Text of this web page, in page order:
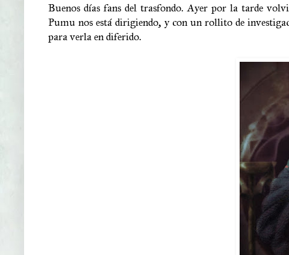
Buenos días fans del trasfondo. Ayer por la tarde
Pumu nos está dirigiendo, y con un rollito de
para verla en diferido.